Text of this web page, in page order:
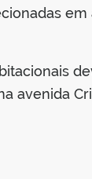
avenida